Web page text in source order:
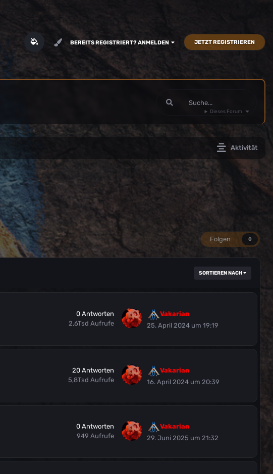
BEREITS REGISTRIERT? ANMELDEN JETZT REGISTRIEREN
Dieses Forum
Aktivität
Folgen 0
SORTIEREN NACH
0 Antworten
2,6Tsd Aufrufe
Vakarian
25. April 2024 um 19:19
20 Antworten
5,8Tsd Aufrufe
Vakarian
16. April 2024 um 20:39
0 Antworten
949 Aufrufe
Vakarian
29. Juni 2025 um 21:32